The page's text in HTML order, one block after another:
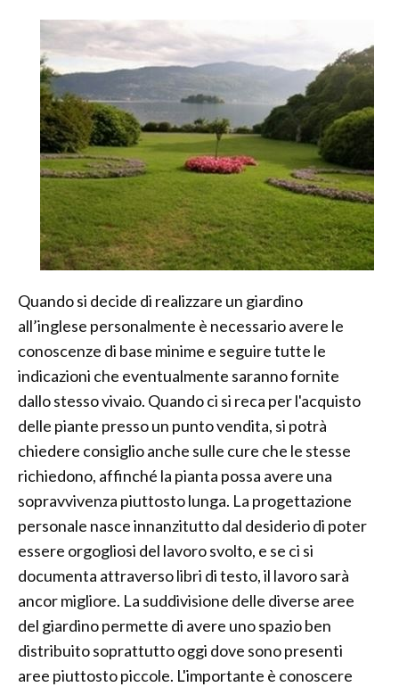
Quando si decide di realizzare un giardino
all’inglese personalmente è necessario avere le
conoscenze di base minime e seguire tutte le
indicazioni che eventualmente saranno fornite
dallo stesso vivaio. Quando ci si reca per l'acquisto
delle piante presso un punto vendita, si potrà
chiedere consiglio anche sulle cure che le stesse
richiedono, affinché la pianta possa avere una
sopravvivenza piuttosto lunga. La progettazione
personale nasce innanzitutto dal desiderio di poter
essere orgogliosi del lavoro svolto, e se ci si
documenta attraverso libri di testo, il lavoro sarà
ancor migliore. La suddivisione delle diverse aree
del giardino permette di avere uno spazio ben
distribuito soprattutto oggi dove sono presenti
aree piuttosto piccole. L'importante è conoscere